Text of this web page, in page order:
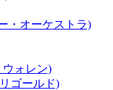
・オーケストラ)
ウォレン)
ゴールド)